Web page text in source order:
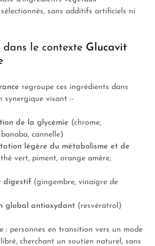
sans additifs artificiels ni
dans le contexte Glucavit
regroupe ces ingrédients dans
synergique visant :-
de la glycémie (chrome,
cannelle)
légère du métabolisme et de
vert, piment, orange amère,
digestif(gingembre, vinaigre de
global antioxydant(resvératrol)
: personnes en transition vers un mode
cherchant un soutien naturel, sans